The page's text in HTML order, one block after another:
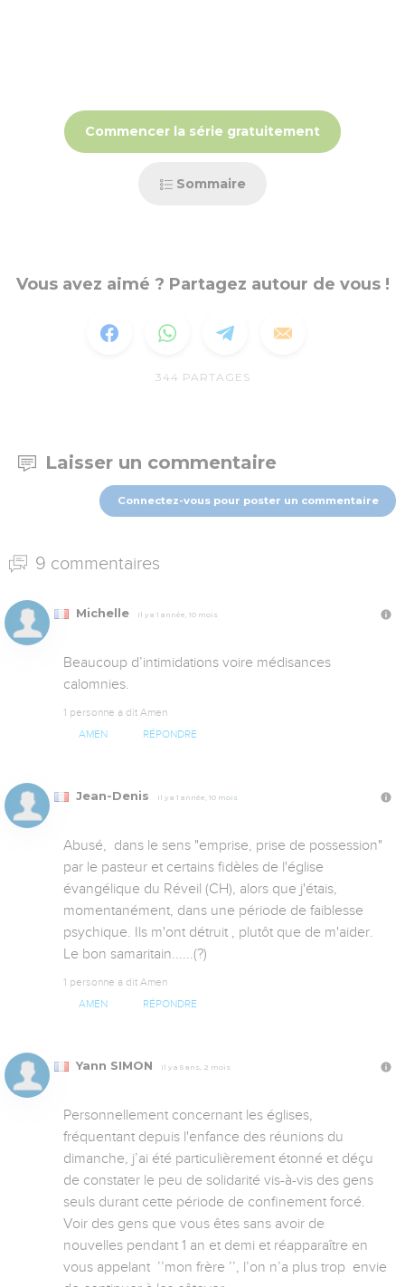
Commencer la série gratuitement
Sommaire
Vous avez aimé ? Partagez autour de vous !
344 PARTAGES
Laisser un commentaire
Connectez-vous pour poster un commentaire
9 commentaires
Michelle Il y a 1 année, 10 mois
Beaucoup d’intimidations voire médisances
calomnies.
1 personne a dit Amen
AMEN RÉPONDRE
Jean-Denis Il y a 1 année, 10 mois
Abusé,  dans le sens "emprise, prise de possession"
par le pasteur et certains fidèles de l'église
évangélique du Réveil (CH), alors que j'étais,
momentanément, dans une période de faiblesse
psychique. Ils m'ont détruit , plutôt que de m'aider.
Le bon samaritain......(?)
1 personne a dit Amen
AMEN RÉPONDRE
Yann SIMON Il y a 5 ans, 2 mois
Personnellement concernant les églises,
fréquentant depuis l'enfance des réunions du
dimanche, j’ai été particulièrement étonné et déçu
de constater le peu de solidarité vis-à-vis des gens
seuls durant cette période de confinement forcé.
Voir des gens que vous êtes sans avoir de
nouvelles pendant 1 an et demi et réapparaître en
vous appelant  ’’mon frère ’’, l’on n’a plus trop  envie